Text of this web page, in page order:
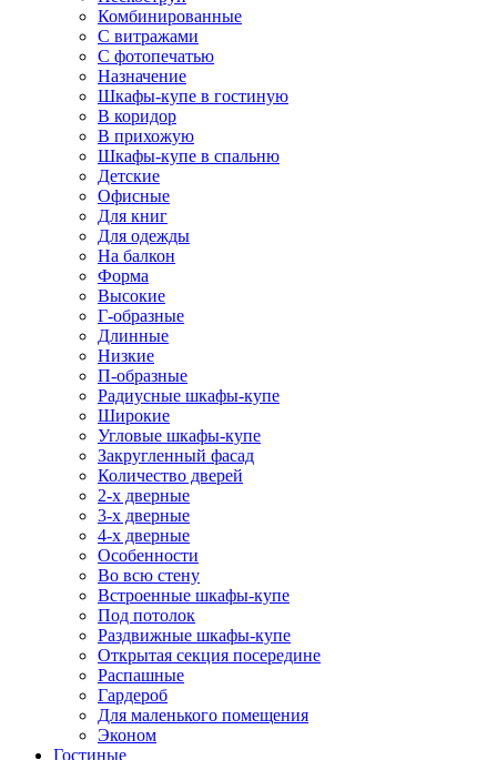
Комбинированные
С витражами
С фотопечатью
Назначение
Шкафы-купе в гостиную
В коридор
В прихожую
Шкафы-купе в спальню
Детские
Офисные
Для книг
Для одежды
На балкон
Форма
Высокие
Г-образные
Длинные
Низкие
П-образные
Радиусные шкафы-купе
Широкие
Угловые шкафы-купе
Закругленный фасад
Количество дверей
2-х дверные
3-х дверные
4-х дверные
Особенности
Во всю стену
Встроенные шкафы-купе
Под потолок
Раздвижные шкафы-купе
Открытая секция посередине
Распашные
Гардероб
Для маленького помещения
Эконом
Гостиные